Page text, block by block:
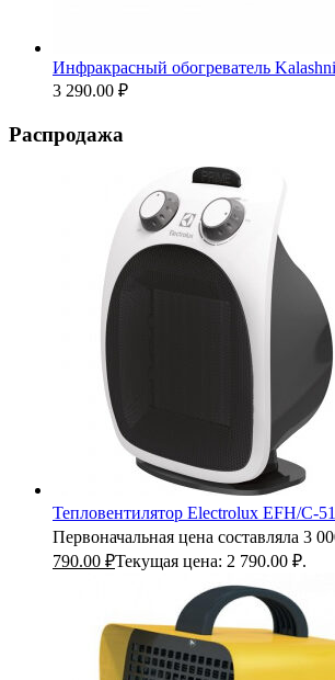
Инфракрасный обогреватель
3 290.00 ₽
Распродажа
Тепловентилятор Electrolux EFH/C-
Первоначальная цена составляла 3
790.00 ₽Текущая цена: 2 790.00 ₽.